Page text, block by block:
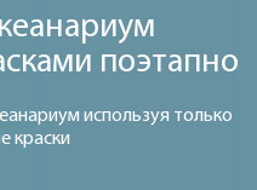
поэтапно
используя только
краски